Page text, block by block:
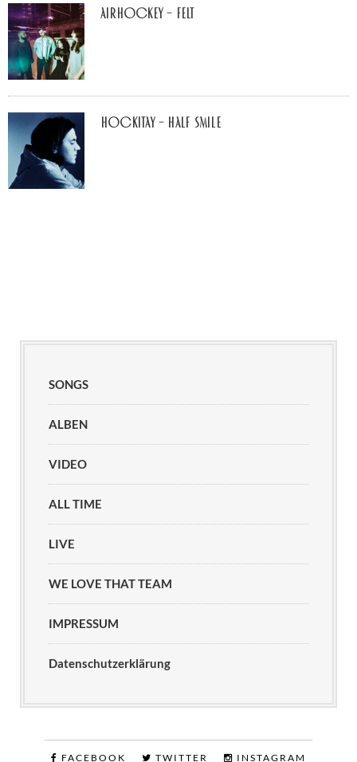
airhockey – felt
Hockitay – half smile
SONGS
ALBEN
VIDEO
ALL TIME
LIVE
WE LOVE THAT TEAM
IMPRESSUM
Datenschutzerklärung
FACEBOOK TWITTER INSTAGRAM